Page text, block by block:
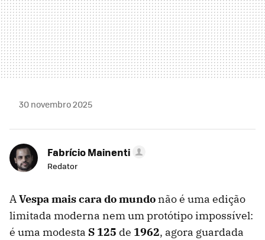
30 novembro 2025
Fabrício Mainenti
Redator
AVespa mais cara do mundo não é uma edição
limitada moderna nem um protótipo impossível:
é uma modesta S 125 de 1962, agora guardada